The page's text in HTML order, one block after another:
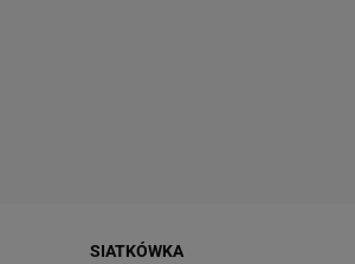
SIATKÓWKA